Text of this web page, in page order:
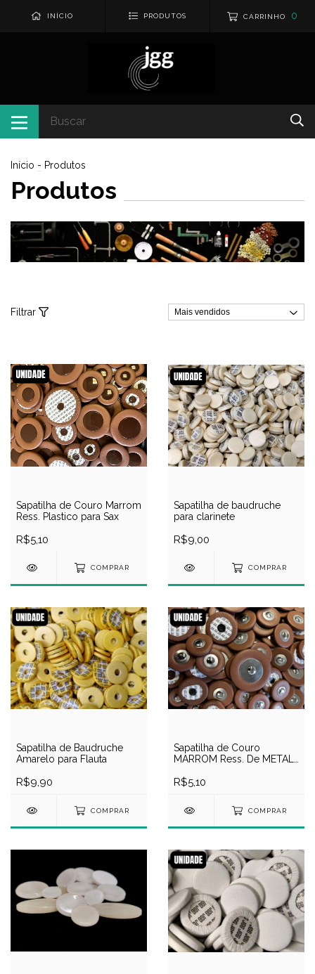
INÍCIO PRODUTOS CARRINHO 0
Início - Produtos
Produtos
Filtrar
Sapatilha de Couro Marrom
Ress. Plastico para Sax
R$5,10
COMPRAR
Sapatilha de baudruche
para clarinete
R$9,00
COMPRAR
Sapatilha de Baudruche
Amarelo para Flauta
R$9,90
COMPRAR
Sapatilha de Couro
MARROM Ress. De METAL
R$5,10
COMPRAR